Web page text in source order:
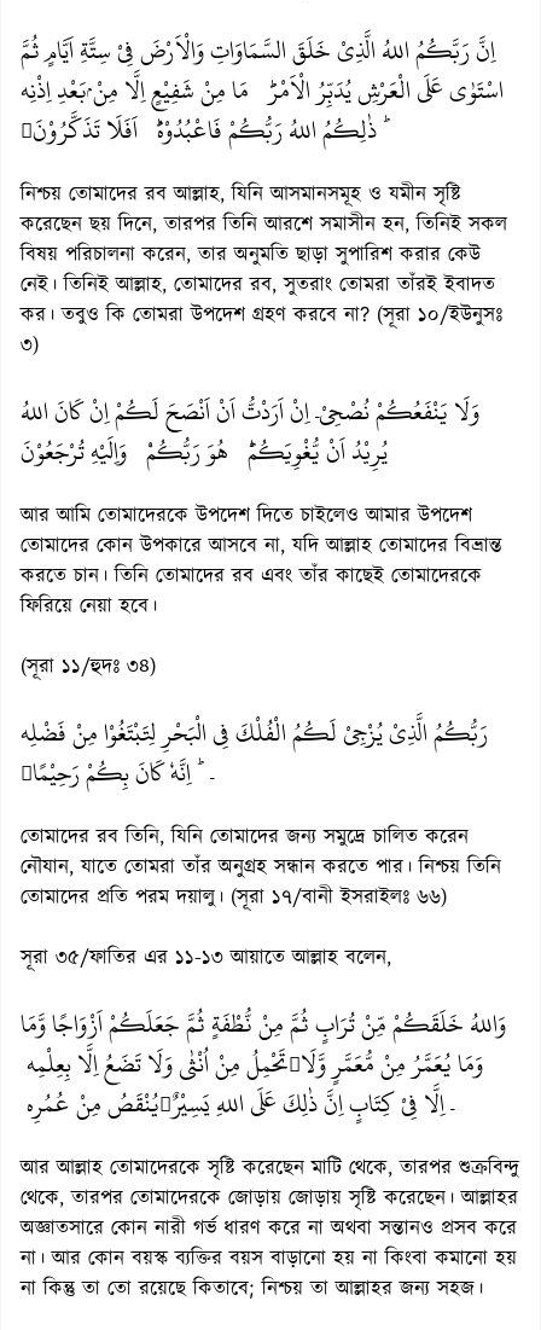
اِنَّ رَبَّكُمُ اللهُ الَّذِيْ خَلَقَ السَّمَاوَاتِ وَالْاَرْضَ فِيْ سِتَّةِ اَيَّامٍ ثُمَّ
اسْتَوٰى عَلَى الْعَرْشِ يُدَبِّرُ الْاَمْرَؕ مَا مِنْ شَفِيْعٍ اِلَّا مِنْ ۢبَعْدِ اِذْنِه
ؕ ذٰلِكُمُ اللهُ رَبُّكُمْ فَاعْبُدُوْهُؕ اَفَلَا تَذَكَّرُوْنَ
নিশ্চয় তোমাদের রব আল্লাহ, যিনি আসমানসমূহ ও যমীন সৃষ্টি
করেছেন ছয় দিনে, তারপর তিনি আরশে সমাসীন হন, তিনিই সকল
বিষয় পরিচালনা করেন, তার অনুমতি ছাড়া সুপারিশ করার কেউ
নেই। তিনিই আল্লাহ, তোমাদের রব, সুতরাং তোমরা তাঁরই ইবাদত
কর। তবুও কি তোমরা উপদেশ গ্রহণ করবে না? (সূরা ১০/ইউনুসঃ
৩)
وَلَا يَنْفَعُكُمْ نُصْحِيْۤ اِنْ اَرَدْتُّ اَنْ اَنْصَحَ لَكُمْ اِنْ كَانَ اللهُ
يُرِيْدُ اَنْ يُّغْوِيَكُمْؕ هُوَ رَبُّكُمْ۫ وَاِلَيْهِ تُرْجَعُوْنَ
আর আমি তোমাদেরকে উপদেশ দিতে চাইলেও আমার উপদেশ
তোমাদের কোন উপকারে আসবে না, যদি আল্লাহ তোমাদের বিভ্রান্ত
করতে চান। তিনি তোমাদের রব এবং তাঁর কাছেই তোমাদেরকে
ফিরিয়ে নেয়া হবে।
(সূরা ১১/হুদঃ ৩৪)
رَبُّكُمُ الَّذِيْ يُزْجِيْ لَكُمُ الْفُلْكَ فِي الْبَحْرِ لِتَبْتَغُوْا مِنْ فَضْلِه
ۤؕ اِنَّهٗ كَانَ بِكُمْ رَحِيْمًا
তোমাদের রব তিনি, যিনি তোমাদের জন্য সমুদ্রে চালিত করেন
নৌযান, যাতে তোমরা তাঁর অনুগ্রহ সন্ধান করতে পার। নিশ্চয় তিনি
তোমাদের প্রতি পরম দয়ালু। (সূরা ১৭/বানী ইসরাইলঃ ৬৬)
সূরা ৩৫/ফাতির এর ১১-১৩ আয়াতে আল্লাহ বলেন,
وَاللهُ خَلَقَكُمْ مِّنْ تُرَابٍ ثُمَّ مِنْ نُّطْفَةٍ ثُمَّ جَعَلَكُمْ اَزْوَاجًا وَّمَا
تَحْمِلُ مِنْ اُنْثٰى وَلَا تَضَعُ اِلَّا بِعِلْمِهوَمَا يُعَمَّرُ مِنْ مُّعَمَّرٍ وَّلَا
يُنْقَصُ مِنْ عُمُرِهۤ اِلَّا فِيْ كِتَابٍ اِنَّ ذٰلِكَ عَلَى اللهِ يَسِيْرٌ
আর আল্লাহ তোমাদেরকে সৃষ্টি করেছেন মাটি থেকে, তারপর শুক্রবিন্দু
থেকে, তারপর তোমাদেরকে জোড়ায় জোড়ায় সৃষ্টি করেছেন। আল্লাহর
অজ্ঞাতসারে কোন নারী গর্ভ ধারণ করে না অথবা সন্তানও প্রসব করে
না। আর কোন বয়স্ক ব্যক্তির বয়স বাড়ানো হয় না কিংবা কমানো হয়
না কিন্তু তা তো রয়েছে কিতাবে; নিশ্চয় তা আল্লাহর জন্য সহজ।